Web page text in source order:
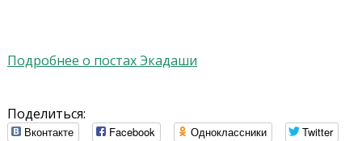
Подробнее о постах Экадаши
Поделиться:
Вконтакте Facebook Одноклассники
Twitter